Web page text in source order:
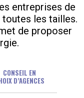
entreprises de
les tailles.
de proposer
CONSEIL EN
D’AGENCES